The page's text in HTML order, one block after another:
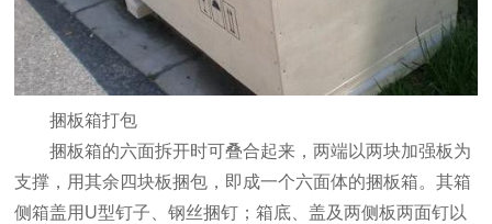
捆板箱打包
捆板箱的六面拆开时可叠合起来，两端以两块加强板为
支撑，用其余四块板捆包，即成一个六面体的捆板箱。其箱
侧箱盖用U型钉子、钢丝捆钉；箱底、盖及两侧板两面钉以